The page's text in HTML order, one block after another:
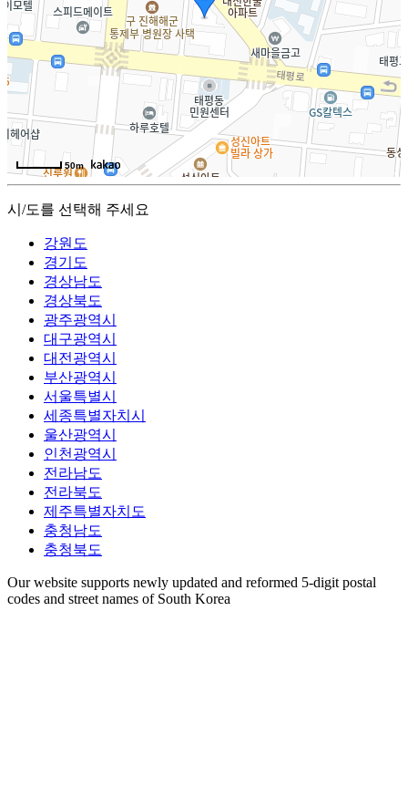
50m
시/도를 선택해 주세요
강원도
경기도
경상남도
경상북도
광주광역시
대구광역시
대전광역시
부산광역시
서울특별시
세종특별자치시
울산광역시
인천광역시
전라남도
전라북도
제주특별자치도
충청남도
충청북도
Our website supports newly updated and reformed 5-digit postal
codes and street names of South Korea